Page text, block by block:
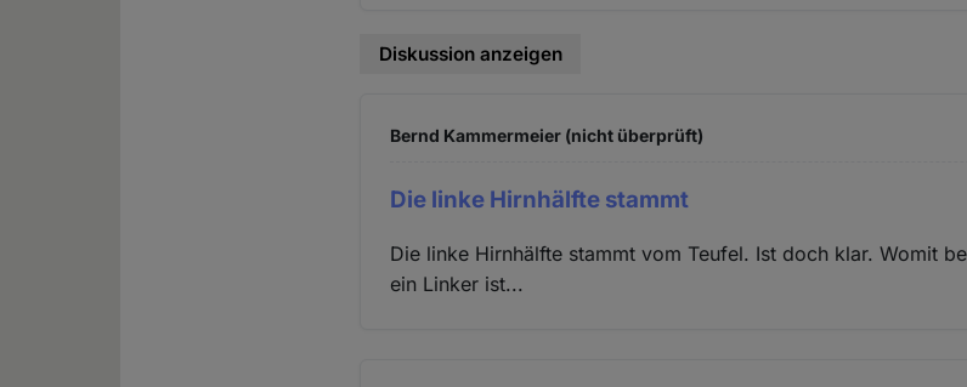
Diskussion anzeigen
Bernd Kammermeier (nicht überprüft)
Die linke Hirnhälfte stammt
Die linke Hirnhälfte stammt vom Teufel. Ist doch klar. Womit
ein Linker ist...